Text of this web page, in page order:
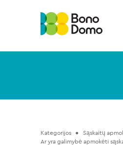
Kategorijos ●   Sąskaitų
Ar yra galimybė apmokėti